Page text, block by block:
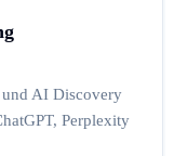
AI Discovery
Perplexity